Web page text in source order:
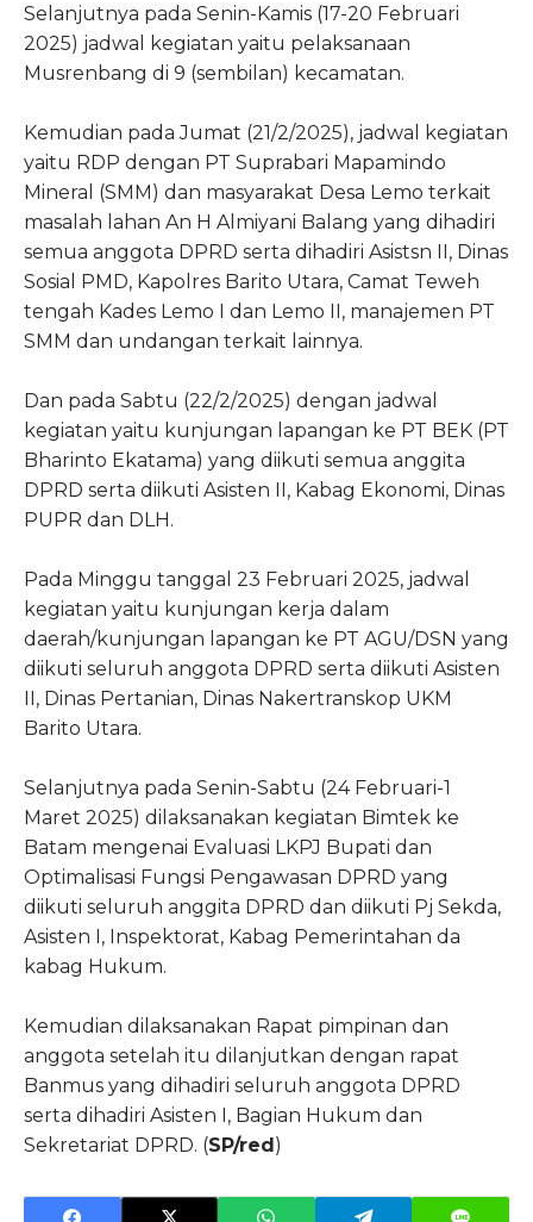
Selanjutnya pada Senin-Kamis (17-20 Februari
2025) jadwal kegiatan yaitu pelaksanaan
Musrenbang di 9 (sembilan) kecamatan.
Kemudian pada Jumat (21/2/2025), jadwal kegiatan
yaitu RDP dengan PT Suprabari Mapamindo
Mineral (SMM) dan masyarakat Desa Lemo terkait
masalah lahan An H Almiyani Balang yang dihadiri
semua anggota DPRD serta dihadiri Asistsn II, Dinas
Sosial PMD, Kapolres Barito Utara, Camat Teweh
tengah Kades Lemo I dan Lemo II, manajemen PT
SMM dan undangan terkait lainnya.
Dan pada Sabtu (22/2/2025) dengan jadwal
kegiatan yaitu kunjungan lapangan ke PT BEK (PT
Bharinto Ekatama) yang diikuti semua anggita
DPRD serta diikuti Asisten II, Kabag Ekonomi, Dinas
PUPR dan DLH.
Pada Minggu tanggal 23 Februari 2025, jadwal
kegiatan yaitu kunjungan kerja dalam
daerah/kunjungan lapangan ke PT AGU/DSN yang
diikuti seluruh anggota DPRD serta diikuti Asisten
II, Dinas Pertanian, Dinas Nakertranskop UKM
Barito Utara.
Selanjutnya pada Senin-Sabtu (24 Februari-1
Maret 2025) dilaksanakan kegiatan Bimtek ke
Batam mengenai Evaluasi LKPJ Bupati dan
Optimalisasi Fungsi Pengawasan DPRD yang
diikuti seluruh anggita DPRD dan diikuti Pj Sekda,
Asisten I, Inspektorat, Kabag Pemerintahan da
kabag Hukum.
Kemudian dilaksanakan Rapat pimpinan dan
anggota setelah itu dilanjutkan dengan rapat
Banmus yang dihadiri seluruh anggota DPRD
serta dihadiri Asisten I, Bagian Hukum dan
Sekretariat DPRD. (SP/red)